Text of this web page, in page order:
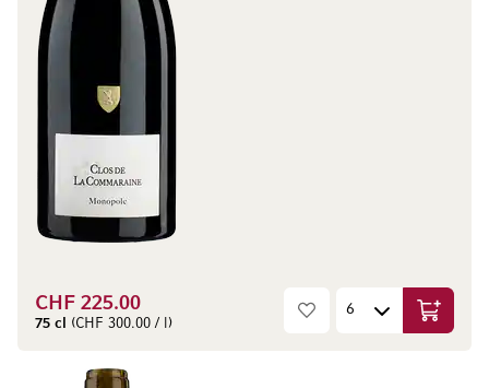
CHF 225.00
75 cl (CHF 300.00 / l) In den